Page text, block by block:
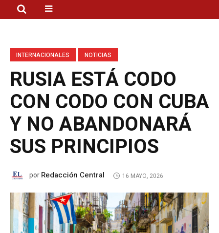
INTERNACIONALES NOTICIAS
RUSIA ESTÁ CODO
CON CODO CON CUBA
Y NO ABANDONARÁ
SUS PRINCIPIOS
porRedacción Central 16 MAYO, 2026